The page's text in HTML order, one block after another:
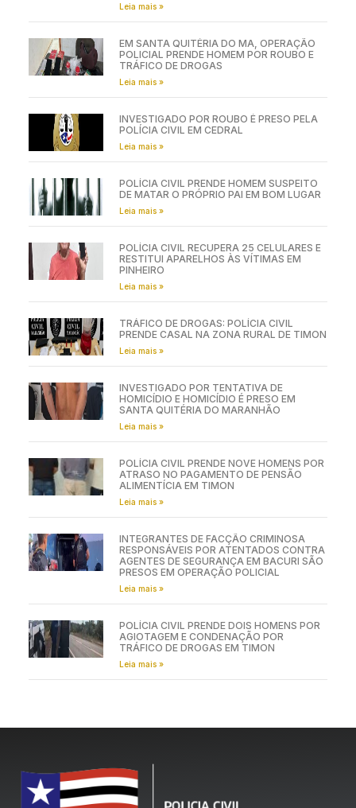
Leia mais »
EM SANTA QUITÉRIA DO MA, OPERAÇÃO
POLICIAL PRENDE HOMEM POR ROUBO E
TRÁFICO DE DROGAS
Leia mais »
INVESTIGADO POR ROUBO É PRESO PELA
POLÍCIA CIVIL EM CEDRAL
Leia mais »
POLÍCIA CIVIL PRENDE HOMEM SUSPEITO
DE MATAR O PRÓPRIO PAI EM BOM LUGAR
Leia mais »
POLÍCIA CIVIL RECUPERA 25 CELULARES E
RESTITUI APARELHOS ÀS VÍTIMAS EM
PINHEIRO
Leia mais »
TRÁFICO DE DROGAS: POLÍCIA CIVIL
PRENDE CASAL NA ZONA RURAL DE TIMON
Leia mais »
INVESTIGADO POR TENTATIVA DE
HOMICÍDIO E HOMICÍDIO É PRESO EM
SANTA QUITÉRIA DO MARANHÃO
Leia mais »
POLÍCIA CIVIL PRENDE NOVE HOMENS POR
ATRASO NO PAGAMENTO DE PENSÃO
ALIMENTÍCIA EM TIMON
Leia mais »
INTEGRANTES DE FACÇÃO CRIMINOSA
RESPONSÁVEIS POR ATENTADOS CONTRA
AGENTES DE SEGURANÇA EM BACURI SÃO
PRESOS EM OPERAÇÃO POLICIAL
Leia mais »
POLÍCIA CIVIL PRENDE DOIS HOMENS POR
AGIOTAGEM E CONDENAÇÃO POR
TRÁFICO DE DROGAS EM TIMON
Leia mais »